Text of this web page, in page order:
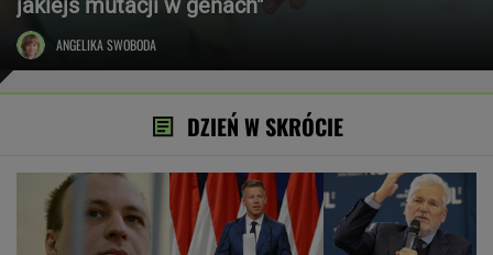
jakiejś mutacji w genach"
ANGELIKA SWOBODA
DZIEŃ W SKRÓCIE